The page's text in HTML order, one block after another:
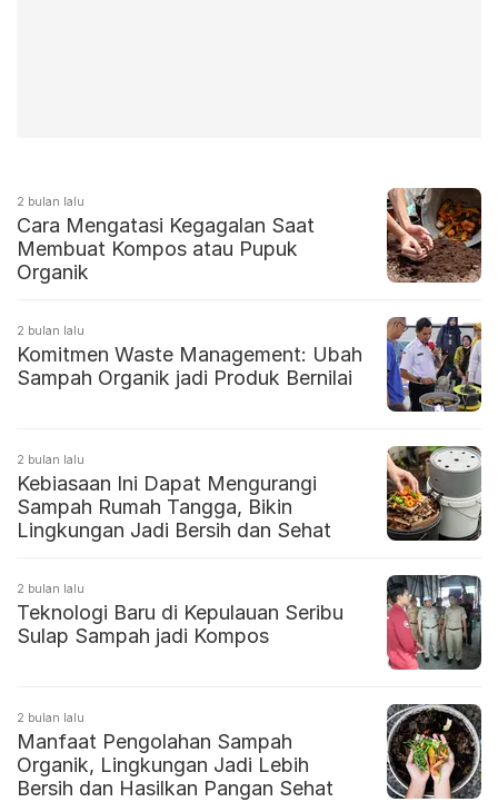
2 bulan lalu
Cara Mengatasi Kegagalan Saat
Membuat Kompos atau Pupuk
Organik
2 bulan lalu
Komitmen Waste Management: Ubah
Sampah Organik jadi Produk Bernilai
2 bulan lalu
Kebiasaan Ini Dapat Mengurangi
Sampah Rumah Tangga, Bikin
Lingkungan Jadi Bersih dan Sehat
2 bulan lalu
Teknologi Baru di Kepulauan Seribu
Sulap Sampah jadi Kompos
2 bulan lalu
Manfaat Pengolahan Sampah
Organik, Lingkungan Jadi Lebih
Bersih dan Hasilkan Pangan Sehat